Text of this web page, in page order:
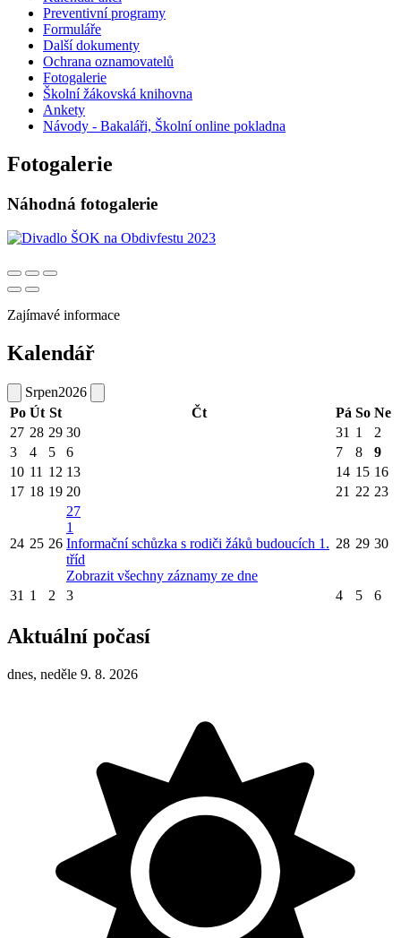
Preventivní programy
Formuláře
Další dokumenty
Ochrana oznamovatelů
Fotogalerie
Školní žákovská knihovna
Ankety
Návody - Bakaláři, Školní online pokladna
Fotogalerie
Náhodná fotogalerie
Zajímavé informace
Kalendář
Srpen2026
Po Út St Čt Pá So Ne
27 28 29 30 31 1
2
3
4 5 6 7 8
9
10 11 12 13 14 15 16
17 18 19 20 21 22 23
24 25 26
27
1
Informační schůzka s rodiči žáků budoucích 1.
tříd
Zobrazit všechny záznamy ze dne
28 29 30
31 1 2 3 4 5 6
Aktuální počasí
dnes, neděle 9. 8. 2026